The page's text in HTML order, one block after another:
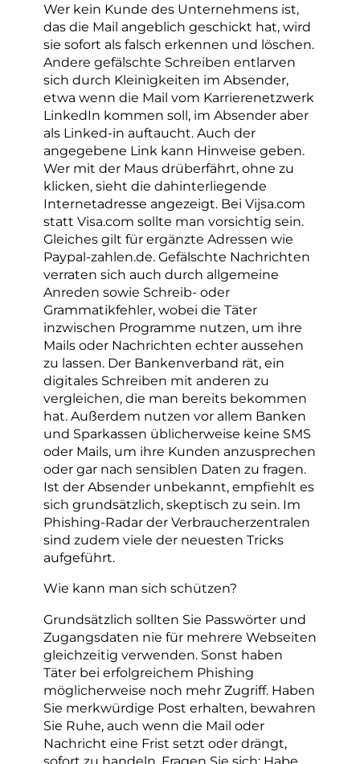
Wer kein Kunde des Unternehmens ist,
das die Mail angeblich geschickt hat, wird
sie sofort als falsch erkennen und löschen.
Andere gefälschte Schreiben entlarven
sich durch Kleinigkeiten im Absender,
etwa wenn die Mail vom Karrierenetzwerk
LinkedIn kommen soll, im Absender aber
als Linked-in auftaucht. Auch der
angegebene Link kann Hinweise geben.
Wer mit der Maus drüberfährt, ohne zu
klicken, sieht die dahinterliegende
Internetadresse angezeigt. Bei Vijsa.com
statt Visa.com sollte man vorsichtig sein.
Gleiches gilt für ergänzte Adressen wie
Paypal-zahlen.de. Gefälschte Nachrichten
verraten sich auch durch allgemeine
Anreden sowie Schreib- oder
Grammatikfehler, wobei die Täter
inzwischen Programme nutzen, um ihre
Mails oder Nachrichten echter aussehen
zu lassen. Der Bankenverband rät, ein
digitales Schreiben mit anderen zu
vergleichen, die man bereits bekommen
hat. Außerdem nutzen vor allem Banken
und Sparkassen üblicherweise keine SMS
oder Mails, um ihre Kunden anzusprechen
oder gar nach sensiblen Daten zu fragen.
Ist der Absender unbekannt, empfiehlt es
sich grundsätzlich, skeptisch zu sein. Im
Phishing-Radar der Verbraucherzentralen
sind zudem viele der neuesten Tricks
aufgeführt.
Wie kann man sich schützen?
Grundsätzlich sollten Sie Passwörter und
Zugangsdaten nie für mehrere Webseiten
gleichzeitig verwenden. Sonst haben
Täter bei erfolgreichem Phishing
möglicherweise noch mehr Zugriff. Haben
Sie merkwürdige Post erhalten, bewahren
Sie Ruhe, auch wenn die Mail oder
Nachricht eine Frist setzt oder drängt,
sofort zu handeln. Fragen Sie sich: Habe